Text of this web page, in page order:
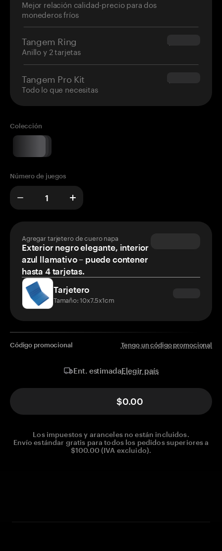
Mejor relación calidad-precio para dos
monederos fríos
Tangem Ring
Anillo y 2 tarjetas
$160.00
Tangem Pro Kit
Todo lo que necesitas
$180.00
Colección
Número de juegos
Agregar tarjetero de cuero napa
Exterior negro elegante, interior
azul llamativo – puede contener
hasta 4 tarjetas.
Tarjetero
Tamaño: 10x7.5x1cm
Código promocional Tengo un código promocional
Ent. estimadaElegir país
$0.00
Los impuestos y aranceles no están incluidos.
Envío estándar gratis para todos los pedidos superiores a
$100.00 (IVA excluido).